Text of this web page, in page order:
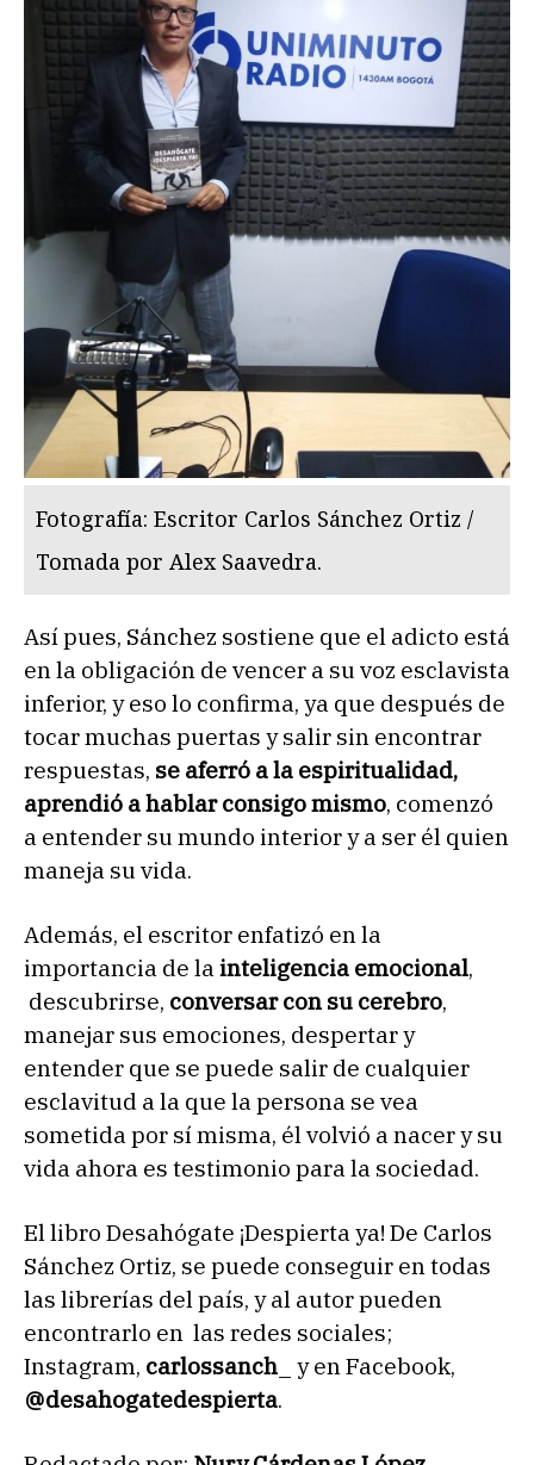
Fotografía: Escritor Carlos Sánchez Ortiz /
Tomada por Alex Saavedra.
Así pues, Sánchez sostiene que el adicto está
en la obligación de vencer a su voz esclavista
inferior, y eso lo confirma, ya que después de
tocar muchas puertas y salir sin encontrar
respuestas, se aferró a la espiritualidad,
aprendió a hablar consigo mismo, comenzó
a entender su mundo interior y a ser él quien
maneja su vida.
Además, el escritor enfatizó en la
importancia de la inteligencia emocional,
descubrirse, conversar con su cerebro,
manejar sus emociones, despertar y
entender que se puede salir de cualquier
esclavitud a la que la persona se vea
sometida por sí misma, él volvió a nacer y su
vida ahora es testimonio para la sociedad.
El libro Desahógate ¡Despierta ya! De Carlos
Sánchez Ortiz, se puede conseguir en todas
las librerías del país, y al autor pueden
encontrarlo en las redes sociales;
Instagram, carlossanch _ y en Facebook,
@desahogatedespierta.